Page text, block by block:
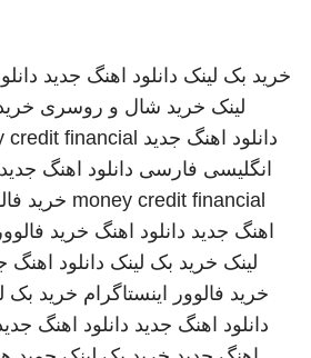
خرید بک لینک دانلود اهنگ جدید
لینک خرید شال و روسری
دانلود اهنگ جدید credit financial
انگلیسی فارسی دانلود اهنگ جدید
money credit financial خرید
اهنگ جدید دانلود اهنگ خرید
لینک خرید بک لینک دانلود اهنگ
خرید فالوور اینستاگرام خرید بک
دانلود اهنگ جدید دانلود اهنگ